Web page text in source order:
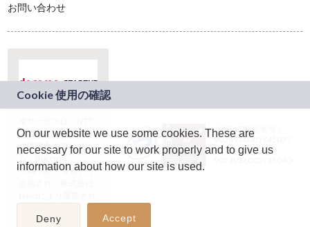
お問い合わせ
ドコモグループの新
規事業創出プログラ
ム「docomo
STARTUP」を通じて
JASRAC許諾番号：
9024936001Y45037
JASRAC許諾番号：
On our website we use some cookies. These are
necessary for our site to work properly and to give us
information about how our site is used.
Deny Accept